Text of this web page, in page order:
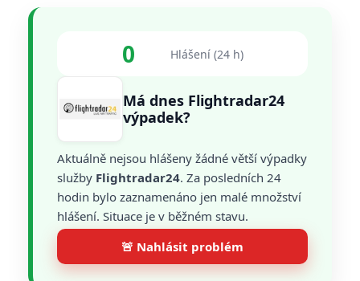
0 Hlášení (24 h)
Má dnes Flightradar24
výpadek?
Aktuálně nejsou hlášeny žádné větší výpadky
služby Flightradar24. Za posledních 24
hodin bylo zaznamenáno jen malé množství
hlášení. Situace je v běžném stavu.
🚨 Nahlásit problém